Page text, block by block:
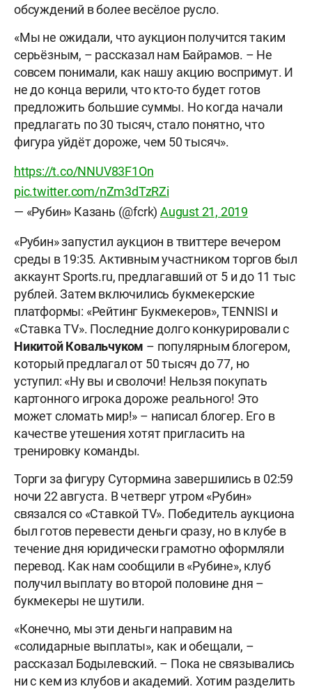
обсуждений в более весёлое русло.
«Мы не ожидали, что аукцион получится таким
серьёзным, – рассказал нам Байрамов. – Не
совсем понимали, как нашу акцию воспримут. И
не до конца верили, что кто-то будет готов
предложить большие суммы. Но когда начали
предлагать по 30 тысяч, стало понятно, что
фигура уйдёт дороже, чем 50 тысяч».
https://t.co/NNUV83F1On
pic.twitter.com/nZm3dTzRZi
— «Рубин» Казань (@fcrk)August 21, 2019
«Рубин» запустил аукцион в твиттере вечером
среды в 19:35. Активным участником торгов был
аккаунт Sports.ru, предлагавший от 5 и до 11 тыс
рублей. Затем включились букмекерские
платформы: «Рейтинг Букмекеров», TENNISI и
«Ставка TV». Последние долго конкурировали с
Никитой Ковальчуком – популярным блогером,
который предлагал от 50 тысяч до 77, но
уступил: «Ну вы и сволочи! Нельзя покупать
картонного игрока дороже реального! Это
может сломать мир!» – написал блогер. Его в
качестве утешения хотят пригласить на
тренировку команды.
Торги за фигуру Сутормина завершились в 02:59
ночи 22 августа. В четверг утром «Рубин»
связался со «Ставкой TV». Победитель аукциона
был готов перевести деньги сразу, но в клубе в
течение дня юридически грамотно оформляли
перевод. Как нам сообщили в «Рубине», клуб
получил выплату во второй половине дня –
букмекеры не шутили.
«Конечно, мы эти деньги направим на
«солидарные выплаты», как и обещали, –
рассказал Бодылевский. – Пока не связывались
ни с кем из клубов и академий. Хотим разделить